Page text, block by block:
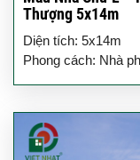
Thượng 5x14m
Diện tích: 5x14m
Phong cách: Nhà